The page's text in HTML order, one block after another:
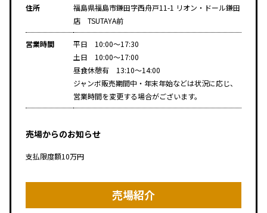
住所
福島県福島市鎌田字西舟戸11-1 リオン・ドール鎌田
店 TSUTAYA前
営業時間
平日 10:00～17:30
土日 10:00～17:00
昼食休憩有 13:10～14:00
ジャンボ販売期間中・年末年始などは状況に応じ、
営業時間を変更する場合がございます。
売場からのお知らせ
支払限度額10万円
売場紹介